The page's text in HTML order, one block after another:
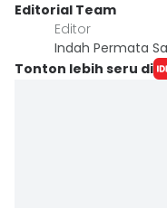
Editorial Team
Editor
Indah Permata
Tonton lebih seru di